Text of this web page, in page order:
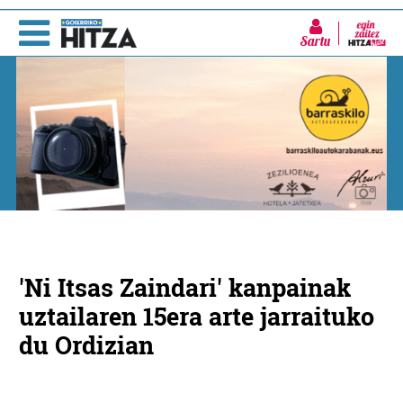
Sartu
'Ni Itsas Zaindari' kanpainak
uztailaren 15era arte jarraituko
du Ordizian